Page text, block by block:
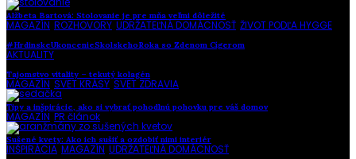
Alžbeta Bartová: Stolovanie je pre mňa veľmi dôležité
MAGAZÍN ROZHOVORY UDRŽATEĽNÁ DOMÁCNOSŤ ŽIVOT PODĽA HYGGE
#HrdinskeUkoncenieSkolskehoRoka so Zdenom Cígerom
AKTUALITY
Tajomstvo vitality – tekutý kolagén
MAGAZÍN SVET KRÁSY SVET ZDRAVIA
Tipy a inšpirácie, ako si vybrať pohodlnú pohovku pre váš domov
MAGAZÍN PR článok
Sušené kvety: Ako ich sušiť a ozdobiť nimi interiér
INŠPIRÁCIA MAGAZÍN UDRŽATEĽNÁ DOMÁCNOSŤ